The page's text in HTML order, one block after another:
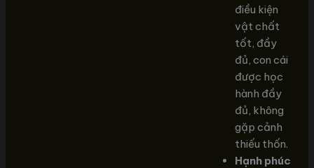
điều kiện
vật chất
tốt, đầy
đủ, con cái
được học
hành đầy
đủ, không
gặp cảnh
thiếu thốn.
Hạnh phúc